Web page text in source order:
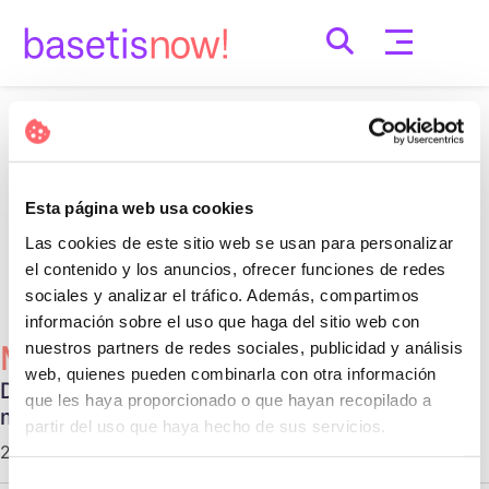
Esta página web usa cookies
Las cookies de este sitio web se usan para personalizar
el contenido y los anuncios, ofrecer funciones de redes
sociales y analizar el tráfico. Además, compartimos
información sobre el uso que haga del sitio web con
nuestros partners de redes sociales, publicidad y análisis
web, quienes pueden combinarla con otra información
que les haya proporcionado o que hayan recopilado a
partir del uso que haya hecho de sus servicios.
Selección
Nothing Found
Perhaps searching can help.
Cerca:
Més Populars
Diferentes tipos de relaciones no
monogámicas
29 d'octubre de 2020 |Communication